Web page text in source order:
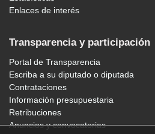
Enlaces de interés
Transparencia y participación
Portal de Transparencia
Escriba a su diputado o diputada
Contrataciones
Información presupuestaria
Retribuciones
Anuncios y convocatorias